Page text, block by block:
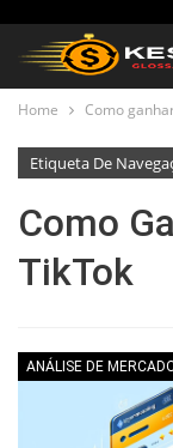
Home Como
Etiqueta De
Como
TikTok
ANÁLISE DE